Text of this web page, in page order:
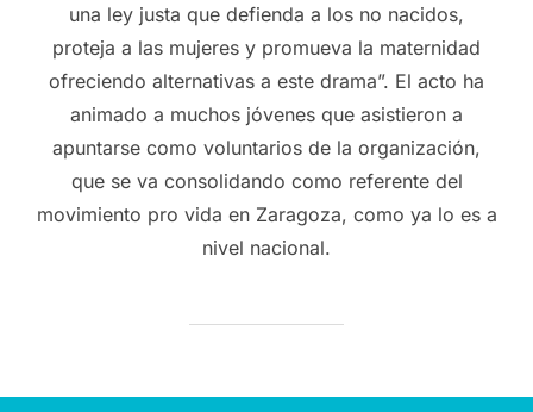
una ley justa que defienda a los no nacidos,
proteja a las mujeres y promueva la maternidad
ofreciendo alternativas a este drama”. El acto ha
animado a muchos jóvenes que asistieron a
apuntarse como voluntarios de la organización,
que se va consolidando como referente del
movimiento pro vida en Zaragoza, como ya lo es a
nivel nacional.